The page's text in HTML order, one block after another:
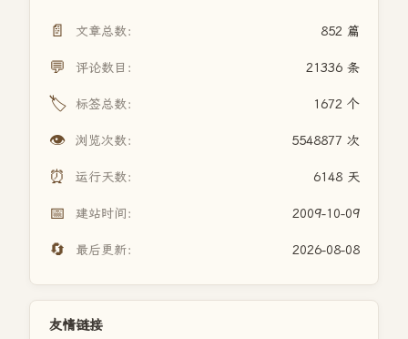
📄 文章总数： 852 篇
💬 评论数目： 21336 条
🏷️ 标签总数： 1672 个
👁️ 浏览次数： 5548877 次
⏰ 运行天数： 6148 天
📅 建站时间： 2009-10-09
🔄 最后更新： 2026-08-08
友情链接